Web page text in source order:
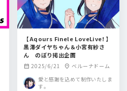
【Aqours Finele LoveLive! 】
黒澤ダイヤちゃん＆小宮有紗さ
ん のぼり掲出企画
calendar_month 2025/6/21 location_on ベルーナドーム
愛と感謝を込めて制作いたしま
す。